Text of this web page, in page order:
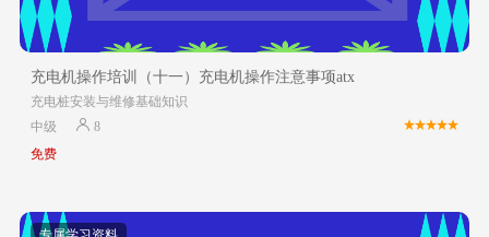
充电机操作培训（十一）充电机操作注意事项atx
充电桩安装与维修基础知识
中级
8
免费